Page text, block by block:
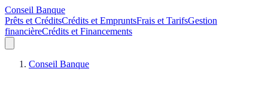
Conseil Banque
Prêts et CréditsCrédits et EmpruntsFrais et TarifsGestion
financièreCrédits et Financements
Conseil Banque